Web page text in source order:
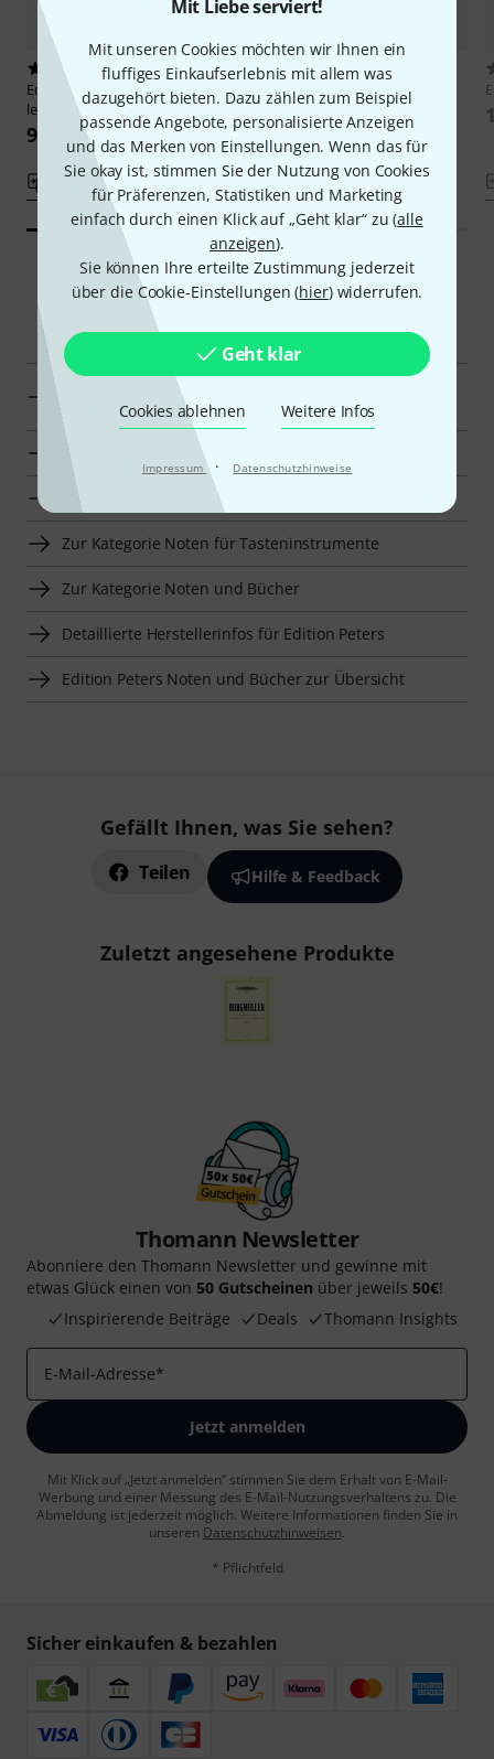
Mit Liebe serviert!
Mit unseren Cookies möchten wir Ihnen ein
fluffiges Einkaufserlebnis mit allem was
dazugehört bieten. Dazu zählen zum Beispiel
passende Angebote, personalisierte Anzeigen
und das Merken von Einstellungen. Wenn das für
Sie okay ist, stimmen Sie der Nutzung von Cookies
für Präferenzen, Statistiken und Marketing
einfach durch einen Klick auf „Geht klar“ zu (alle
anzeigen).
Sie können Ihre erteilte Zustimmung jederzeit
über die Cookie-Einstellungen (hier) widerrufen.
Geht klar
Cookies ablehnen Weitere Infos
Impressum · Datenschutzhinweise
6
Edition Peters
Burgmüller 25
leichte Etüden
9,95 €
Vergleichen
11
Edition Peters
Czerny Erster
Lehrmeister
11,95 €
Vergleichen
Smart Navigator
Edition Peters Weiterführende Literatur für Klavier zur
Übersicht
Zur Kategorie Weiterführende Literatur für Klavier
Zur Kategorie Noten für Klavier
Zur Kategorie Noten für Tasteninstrumente
Zur Kategorie Noten und Bücher
Detaillierte Herstellerinfos für Edition Peters
Edition Peters Noten und Bücher zur Übersicht
Gefällt Ihnen, was Sie sehen?
Teilen Hilfe & Feedback
Zuletzt angesehene Produkte
Thomann Newsletter
Abonniere den Thomann Newsletter und gewinne mit
etwas Glück einen von 50 Gutscheinen über jeweils 50€!
Inspirierende Beiträge
Deals Thomann Insights
E-Mail-Adresse*
Jetzt anmelden
Mit Klick auf „Jetzt anmelden“ stimmen Sie dem Erhalt von E-Mail-
Werbung und einer Messung des E-Mail-Nutzungsverhaltens zu. Die
Abmeldung ist jederzeit möglich. Weitere Informationen finden Sie in
unseren Datenschutzhinweisen.
* Pflichtfeld
Sicher einkaufen & bezahlen